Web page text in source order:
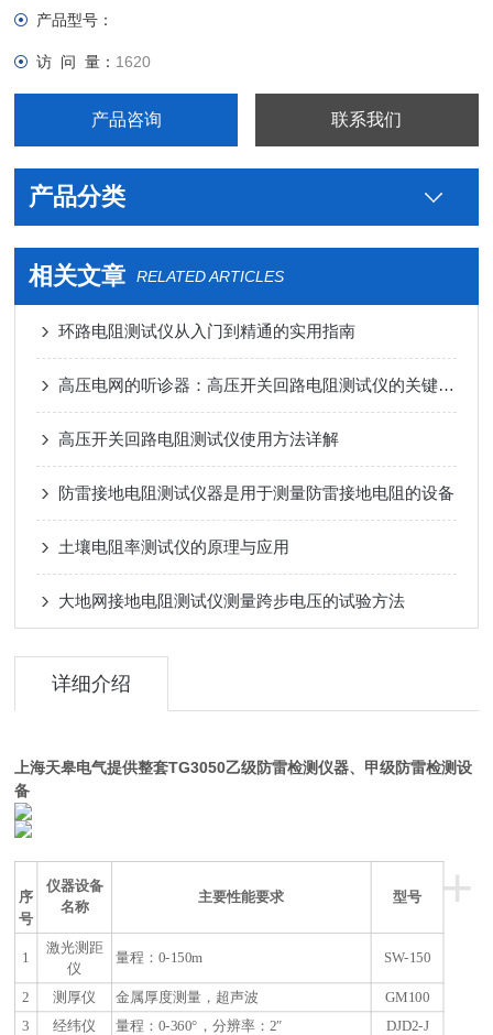
产品型号：
访 问 量： 1620
产品咨询 联系我们
产品分类
相关文章 RELATED ARTICLES
环路电阻测试仪从入门到精通的实用指南
高压电网的听诊器：高压开关回路电阻测试仪的关键作用
高压开关回路电阻测试仪使用方法详解
防雷接地电阻测试仪器是用于测量防雷接地电阻的设备
土壤电阻率测试仪的原理与应用
大地网接地电阻测试仪测量跨步电压的试验方法
详细介绍
上海天皋电气提供整套TG3050乙级防雷检测仪器、甲级防雷检测设
备
+
序
号
仪器设备
名称
主要性能要求 型号
1
激光测距
仪
量程：0-150m SW-150
2 测厚仪 金属厚度测量，超声波
GM100
3
经纬仪 量程：0-360°，分辨率：2″ DJD2-J